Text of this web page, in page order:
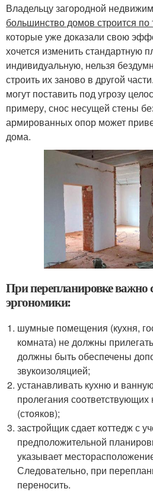
Владельцу загородной
большинство домов строится
которые уже доказали свою
хочется изменить стандартную
индивидуальную, нельзя
строить их заново в другой
могут поставить под угрозу
примеру, снос несущей стены
армированных опор может
дома.
При перепланировке
эргономики:
шумные помещения (кухня,
комната) не должны
должны быть обеспечены
звукоизоляцией;
устанавливать кухню и
пролегания
(стояков);
застройщик сдает коттедж с
предположительной
указывает
Следовательно, при
переносить.